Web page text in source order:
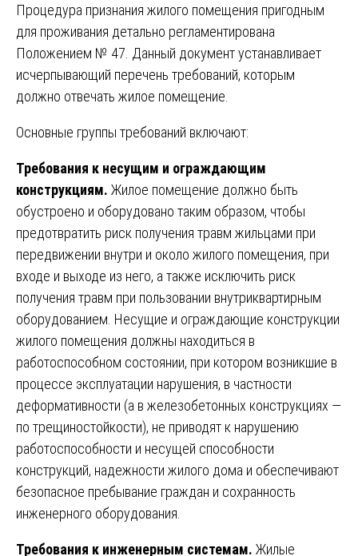
Процедура признания жилого помещения пригодным
для проживания детально регламентирована
Положением № 47. Данный документ устанавливает
исчерпывающий перечень требований, которым
должно отвечать жилое помещение.
Основные группы требований включают:
Требования к несущим и ограждающим
конструкциям. Жилое помещение должно быть
обустроено и оборудовано таким образом, чтобы
предотвратить риск получения травм жильцами при
передвижении внутри и около жилого помещения, при
входе и выходе из него, а также исключить риск
получения травм при пользовании внутриквартирным
оборудованием. Несущие и ограждающие конструкции
жилого помещения должны находиться в
работоспособном состоянии, при котором возникшие в
процессе эксплуатации нарушения, в частности
деформативности (а в железобетонных конструкциях —
по трещиностойкости), не приводят к нарушению
работоспособности и несущей способности
конструкций, надежности жилого дома и обеспечивают
безопасное пребывание граждан и сохранность
инженерного оборудования.
Требования к инженерным системам. Жилые